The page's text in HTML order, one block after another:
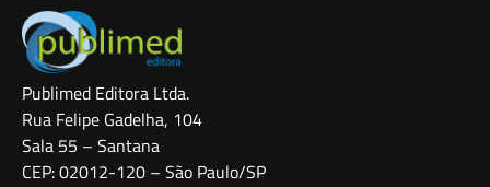
Publimed Editora Ltda.
Rua Felipe Gadelha, 104
Sala 55 – Santana
CEP: 02012-120 – São Paulo/SP